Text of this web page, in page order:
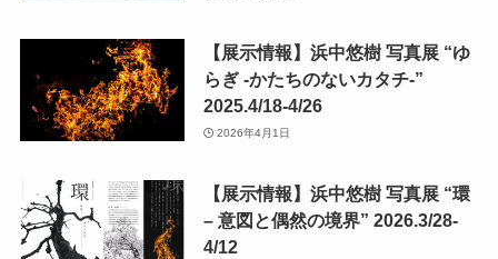
【展示情報】浜中悠樹 写真展 “ゆ
らぎ -かたちのないカタチ-”
2025.4/18-4/26
2026年4月1日
【展示情報】浜中悠樹 写真展 “環
– 意図と偶然の境界” 2026.3/28-
4/12